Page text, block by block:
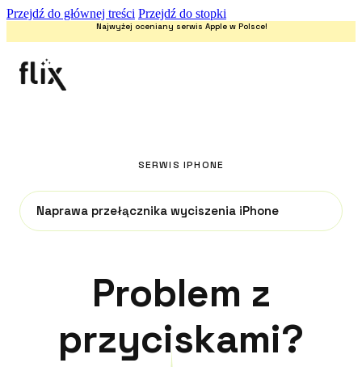
Przejdź do głównej treści Przejdź do stopki
Najwyżej oceniany serwis Apple w Polsce!
SERWIS IPHONE
Naprawa przełącznika wyciszenia iPhone
Problem z
przyciskami?